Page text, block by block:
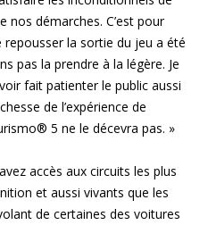
démarches. C’est pour
la sortie du jeu a été
pas la prendre à la légère. Je
fait patienter le public aussi
de l’expérience de
5 ne le décevra pas. »
accès aux circuits les plus
et aussi vivants que les
de certaines des voitures